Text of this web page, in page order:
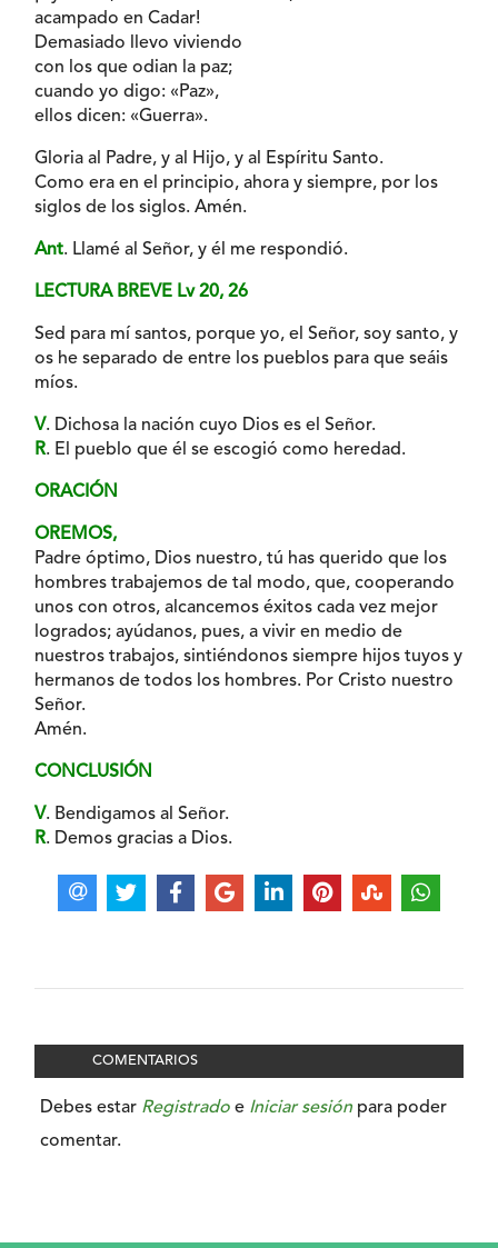
acampado en Cadar!
Demasiado llevo viviendo
con los que odian la paz;
cuando yo digo: «Paz»,
ellos dicen: «Guerra».
Gloria al Padre, y al Hijo, y al Espíritu Santo.
Como era en el principio, ahora y siempre, por los
siglos de los siglos. Amén.
Ant. Llamé al Señor, y él me respondió.
LECTURA BREVE Lv 20, 26
Sed para mí santos, porque yo, el Señor, soy santo, y
os he separado de entre los pueblos para que seáis
míos.
V. Dichosa la nación cuyo Dios es el Señor.
R. El pueblo que él se escogió como heredad.
ORACIÓN
OREMOS,
Padre óptimo, Dios nuestro, tú has querido que los
hombres trabajemos de tal modo, que, cooperando
unos con otros, alcancemos éxitos cada vez mejor
logrados; ayúdanos, pues, a vivir en medio de
nuestros trabajos, sintiéndonos siempre hijos tuyos y
hermanos de todos los hombres. Por Cristo nuestro
Señor.
Amén.
CONCLUSIÓN
V. Bendigamos al Señor.
R. Demos gracias a Dios.
COMENTARIOS
Debes estar Registrado e Iniciar sesión para poder
comentar.